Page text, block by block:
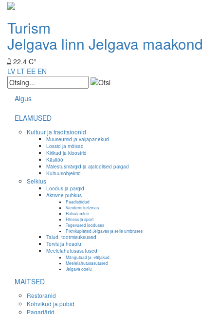
Turism
Jelgava linn Jelgava maakond
22.4 C°
LV LT EE EN
Algus
ELAMUSED
Kultuur ja traditsioonid
Muuseumid ja väljapanekud
Lossid ja mõisad
Kirikud ja kloostrid
Käsitöö
Mälestusmärgid ja ajaloolised paigad
Kultuuriobjektid
Seiklus
Loodus ja pargid
Aktiivne puhkus
Paadisõidud
Vandens turizmas
Ratsutamine
Fitness ja sport
Tegevused looduses
Piknikuplatsid Jelgavas ja selle ümbruses
Talud, tootmisüksused
Tervis ja heaolu
Meelelahutusasutused
Mängutoad ja -väljakud
Meelelahutusasutused
Jelgava ööelu
MAITSED
Restoranid
Kohvikud ja pubid
Pagariärid